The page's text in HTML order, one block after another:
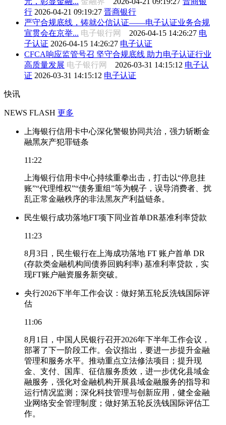
行 2026-04-21 09:19:27 晋商银行
严守合规底线，铸就公信认证——电子认证业务合规
宣贯会在京举... 电子银行网 2026-04-15 14:26:27 电
子认证 2026-04-15 14:26:27 电子认证
CFCA响应监管号召 坚守合规底线 助力电子认证行业
高质量发展 电子银行网 2026-03-31 14:15:12 电子认
证 2026-03-31 14:15:12 电子认证
快讯
NEWS FLASH 更多
上海银行信用卡中心深化警银协同共治，强力斩断金
融黑灰产犯罪链条
11:22
上海银行信用卡中心持续重拳出击，打击以“停息挂
账”“代理维权”“债务重组”等为幌子，误导消费者、扰
乱正常金融秩序的非法黑灰产利益链条。
民生银行成功落地FT项下同业首单DR基准利率贷款
11:23
8月3日，民生银行在上海成功落地 FT 账户首单 DR
(存款类金融机构间债券回购利率) 基准利率贷款，实
现FT账户融资服务新突破。
央行2026下半年工作会议：做好第五轮反洗钱国际评
估
11:06
8月1日，中国人民银行召开2026年下半年工作会议，
部署了下一阶段工作。会议指出，要进一步提升金融
管理和服务水平。推动重点立法修法项目；提升现
金、支付、国库、征信服务质效，进一步优化县域金
融服务，强化对金融机构开展县域金融服务的指导和
运行情况监测；深化科技管理与创新应用，健全金融
业网络安全管理制度；做好第五轮反洗钱国际评估工
作。